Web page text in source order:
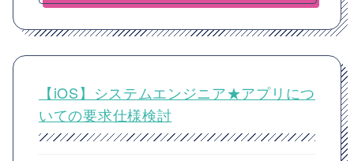
【iOS】システムエンジニア★アプリにつ
いての要求仕様検討